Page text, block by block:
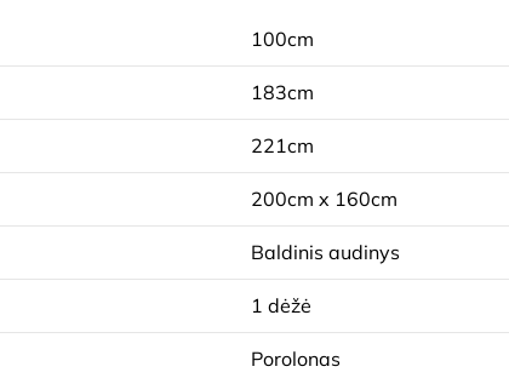
100cm
183cm
221cm
200cm x 160cm
Baldinis audinys
1 dėžė
Porolonas